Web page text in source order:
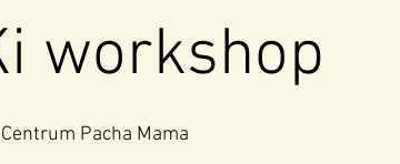
workshop
Centrum Pacha Mama